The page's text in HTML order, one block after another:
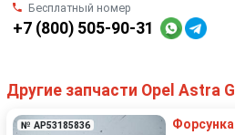
Бесплатный номер
+7 (800) 505-90-31
Другие запчасти Opel Astra G
№ AP53185836